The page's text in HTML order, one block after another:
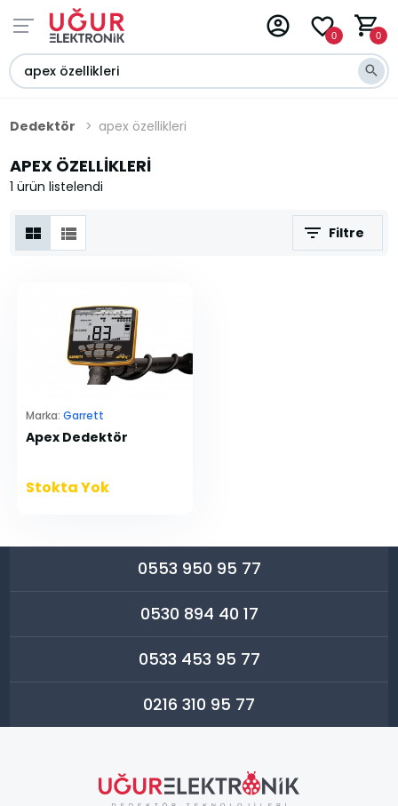
0 0
Dedektör apex özellikleri
APEX ÖZELLIKLERI
1 ürün listelendi
Filtre
Marka: Garrett
Apex Dedektör
Stokta Yok
0553 950 95 77
0530 894 40 17
0533 453 95 77
0216 310 95 77